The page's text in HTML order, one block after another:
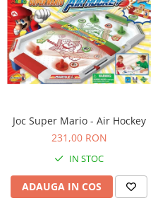
Joc Super Mario - Air Hockey
231,00 RON
IN STOC
ADAUGA IN COS